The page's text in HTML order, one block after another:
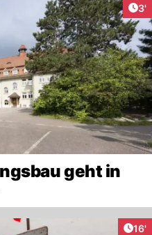
3'
geht in
16'